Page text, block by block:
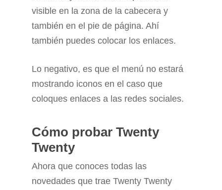
visible en la zona de la cabecera y
también en el pie de página. Ahí
también puedes colocar los enlaces.
Lo negativo, es que el menú no estará
mostrando iconos en el caso que
coloques enlaces a las redes sociales.
Cómo probar Twenty
Twenty
Ahora que conoces todas las
novedades que trae Twenty Twenty